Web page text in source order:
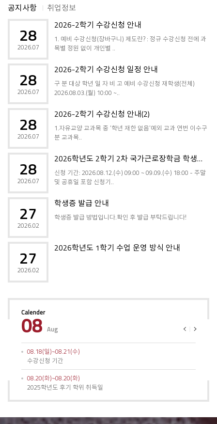
공지사항
2026.07
28 2026-2학기 수강신청 안내
1. 예비 수강신청(장바구니) 제도란? : 정규 수강신청 전에 과
목별 정원 없이 개인별 ..
2026.07
28 2026-2학기 수강신청 일정 안내
구 분 대상 학년 일 자 비 고 예비 수강신청 재학생(전체)
2026.08.03.(월) 10:00 ~..
2026.07
28 2026-2학기 수강신청 안내(2)
1.자유교양 교과목 중 ‘학년 재한 없음’예외 교과 연번 이수구
분 교과목..
2026.07
28 2026학년도 2학기 2차 국가근로장학금 학생신청 기간 공지
신청 기간: 2026.08.12.(수) 09:00 ~ 09.09.(수) 18:00 - 주말
및 공휴일 포함 신청기..
2026.02
27 학생증 발급 안내
학생증 발급 방법입니다.확인 후 발급 부탁드립니다!
2026.02
27 2026학년도 1학기 수업 운영 방식 안내
취업정보
Calender
08 Aug
08.18(일)~08.21(수)
수강신청 기간
08.20(화)~08.20(화)
2025학년도 후기 학위 취득일